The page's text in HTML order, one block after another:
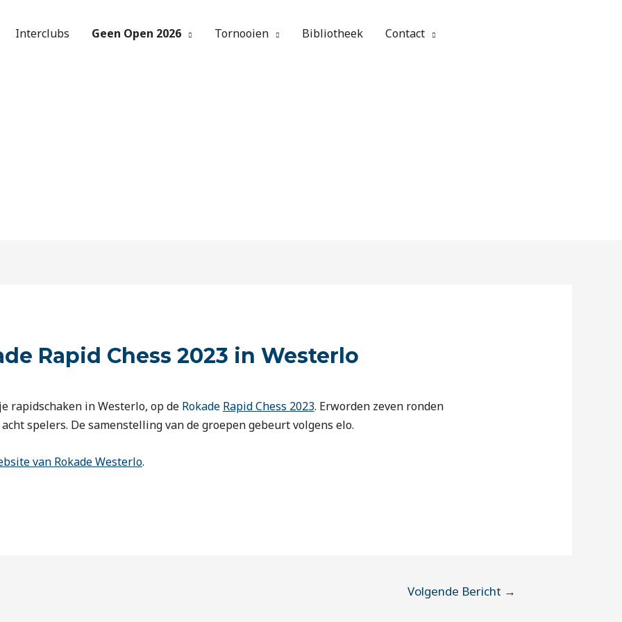
Interclubs Geen Open 2026 Tornooien Bibliotheek Contact
Rapid Chess 2023 in Westerlo
rapidschaken in Westerlo, op de Rokade Rapid Chess 2023. Erworden zeven ronden
spelers. De samenstelling van de groepen gebeurt volgens elo.
van Rokade Westerlo.
Volgende Bericht →